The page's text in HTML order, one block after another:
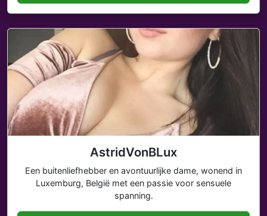
AstridVonBLux
Een buitenliefhebber en avontuurlijke dame, wonend in
Luxemburg, België met een passie voor sensuele
spanning.